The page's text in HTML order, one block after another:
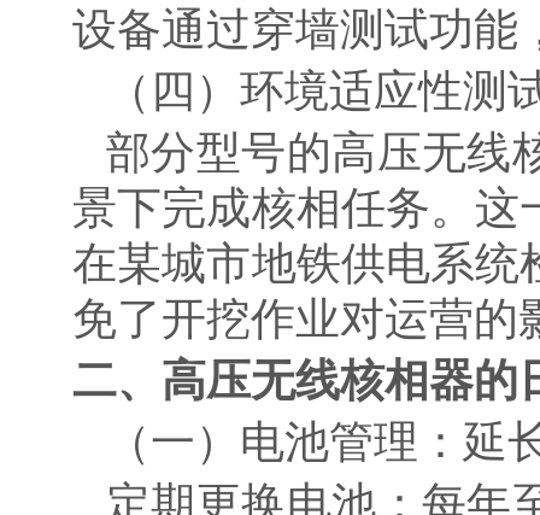
设备通过穿墙测试功能
（四）环境适应性测
部分型号的高压无线
景下完成核相任务。
在某城市地铁供电系
免了开挖作业对运营的
二、高压无线核相器的
（一）电池管理：延
定期更换电池 ：每